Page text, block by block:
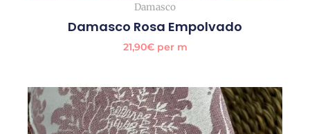
Damasco
Damasco Rosa Empolvado
21,90€per m